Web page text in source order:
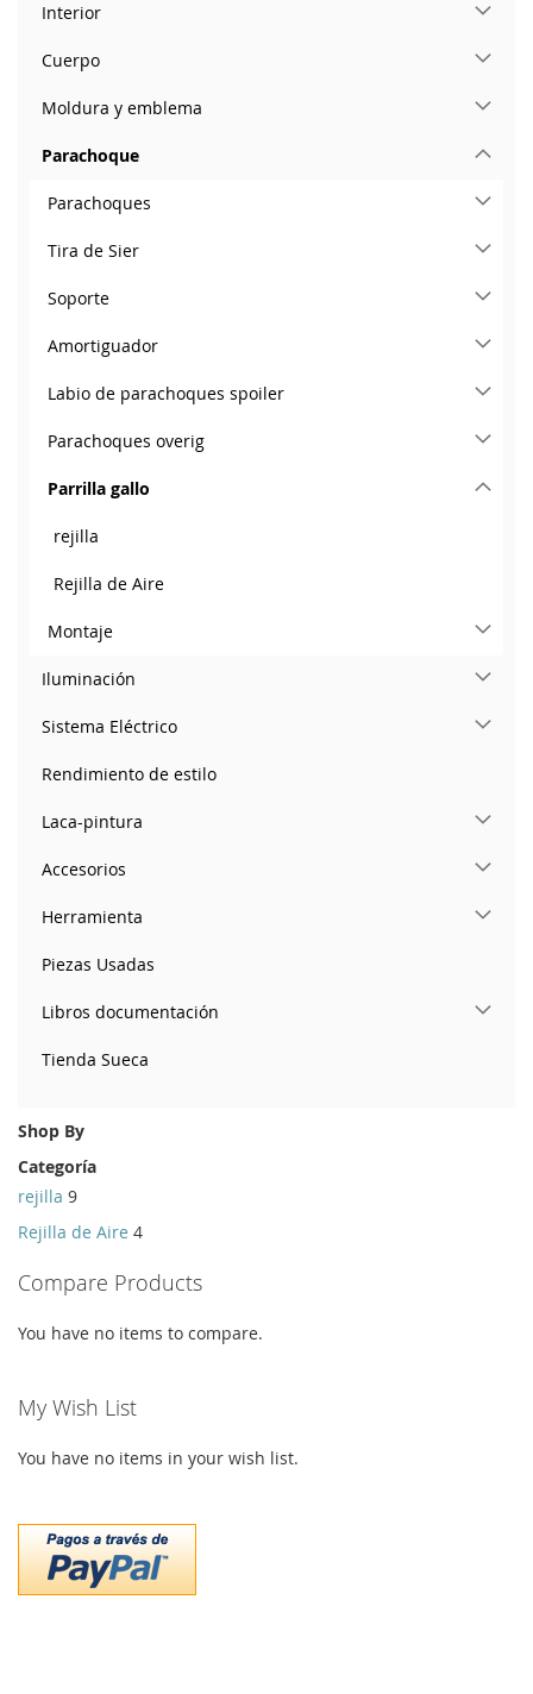
Interior
Cuerpo
Moldura y emblema
Parachoque
Parachoques
Tira de Sier
Soporte
Amortiguador
Labio de parachoques spoiler
Parachoques overig
Parrilla gallo
rejilla
Rejilla de Aire
Montaje
Iluminación
Sistema Eléctrico
Rendimiento de estilo
Laca-pintura
Accesorios
Herramienta
Piezas Usadas
Libros documentación
Tienda Sueca
Shop By
Categoría
rejilla 9
Rejilla de Aire 4
Compare Products
You have no items to compare.
My Wish List
You have no items in your wish list.